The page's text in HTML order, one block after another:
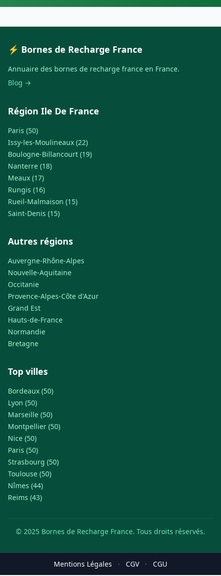
⚡ Bornes de Recharge France
Annuaire des bornes de recharge france en France.
Blog →
Région Ile De France
Paris (50)
Issy-les-Moulineaux (22)
Boulogne-Billancourt (19)
Nanterre (18)
Meaux (17)
Rungis (16)
Rueil-Malmaison (15)
Saint-Denis (15)
Autres régions
Auvergne-Rhône-Alpes
Nouvelle-Aquitaine
Occitanie
Provence-Alpes-Côte d'Azur
Grand Est
Hauts-de-France
Normandie
Bretagne
Top villes
Bordeaux (50)
Lyon (50)
Marseille (50)
Montpellier (50)
Nice (50)
Paris (50)
Strasbourg (50)
Toulouse (50)
Nîmes (44)
Reims (43)
© 2025 Bornes de Recharge France. Tous droits réservés.
Mentions Légales · CGV · CGU